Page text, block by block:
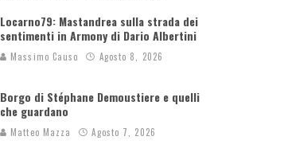
Locarno79: Mastandrea sulla strada dei
sentimenti in Armony di Dario Albertini
Massimo Causo Agosto 8, 2026
Borgo di Stéphane Demoustiere e quelli
che guardano
Matteo Mazza Agosto 7, 2026